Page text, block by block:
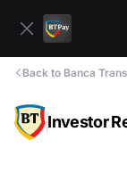
Back to Banca
Investor